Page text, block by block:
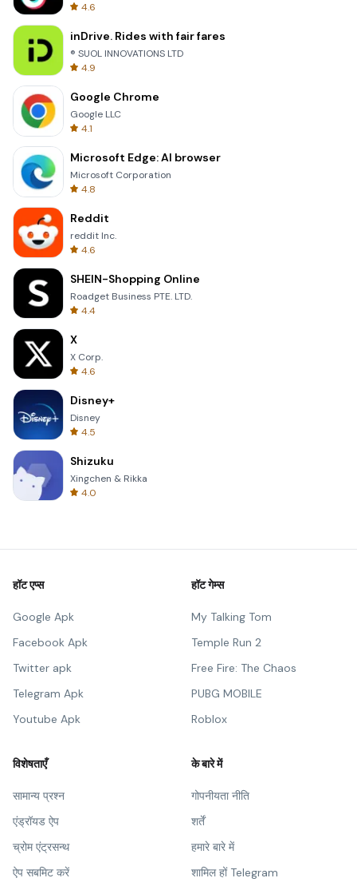
4.6
inDrive. Rides with fair fares
® SUOL INNOVATIONS LTD
4.9
Google Chrome
Google LLC
4.1
Microsoft Edge: AI browser
Microsoft Corporation
4.8
Reddit
reddit Inc.
4.6
SHEIN-Shopping Online
Roadget Business PTE. LTD.
4.4
X
X Corp.
4.6
Disney+
Disney
4.5
Shizuku
Xingchen & Rikka
4.0
हॉट एप्स
Google Apk
Facebook Apk
Twitter apk
Telegram Apk
Youtube Apk
हॉट गेम्स
My Talking Tom
Temple Run 2
Free Fire: The Chaos
PUBG MOBILE
Roblox
विशेषताएँ
सामान्य प्रश्न
एंड्रॉयड ऐप
च्रोम एंट्रसन्थ
ऐप सबमिट करें
के बारे में
गोपनीयता नीति
शर्तें
हमारे बारे में
शामिल हों Telegram